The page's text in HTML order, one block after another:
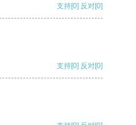
支持[0] 反对[0]
支持[0] 反对[0]